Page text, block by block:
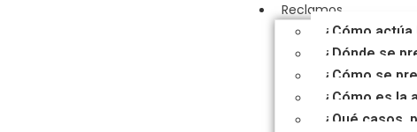
Reclamos
¿Cómo
¿Dónde se
¿Cómo se
¿Cómo es la
¿Qué casos,